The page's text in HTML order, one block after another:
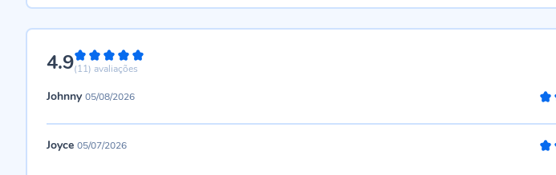
4.998%
(11) avaliações
Johnny 05/08/2026
Joyce 05/07/2026